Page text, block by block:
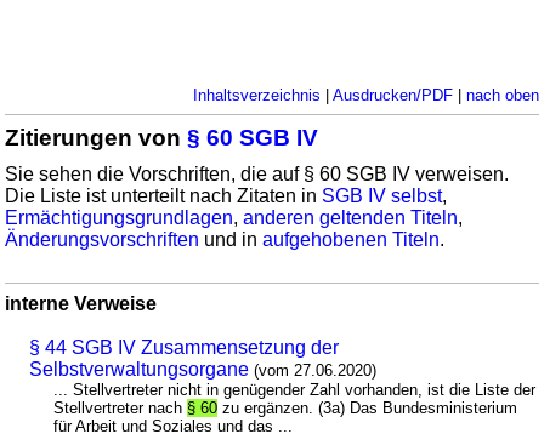
Inhaltsverzeichnis | Ausdrucken/PDF| nach oben
Zitierungen von§ 60 SGB IV
Sie sehen die Vorschriften, die auf § 60 SGB IV verweisen.
Die Liste ist unterteilt nach Zitaten in SGB IV selbst,
Ermächtigungsgrundlagen,anderen geltenden Titeln,
Änderungsvorschriften und inaufgehobenen Titeln.
interne Verweise
§ 44 SGB IV Zusammensetzung der
Selbstverwaltungsorgane (vom 27.06.2020)
... Stellvertreter nicht in genügender Zahl vorhanden, ist die Liste der
Stellvertreter nach § 60 zu ergänzen. (3a) Das Bundesministerium
für Arbeit und Soziales und das ...